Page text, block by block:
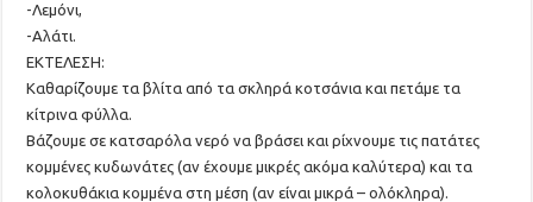
-Λεμόνι,
-Αλάτι.
ΕΚΤΕΛΕΣΗ:
Καθαρίζουμε τα βλίτα από τα σκληρά κοτσάνια και πετάμε τα
κίτρινα φύλλα.
Βάζουμε σε κατσαρόλα νερό να βράσει και ρίχνουμε τις πατάτες
κομμένες κυδωνάτες (αν έχουμε μικρές ακόμα καλύτερα) και τα
κολοκυθάκια κομμένα στη μέση (αν είναι μικρά – ολόκληρα).